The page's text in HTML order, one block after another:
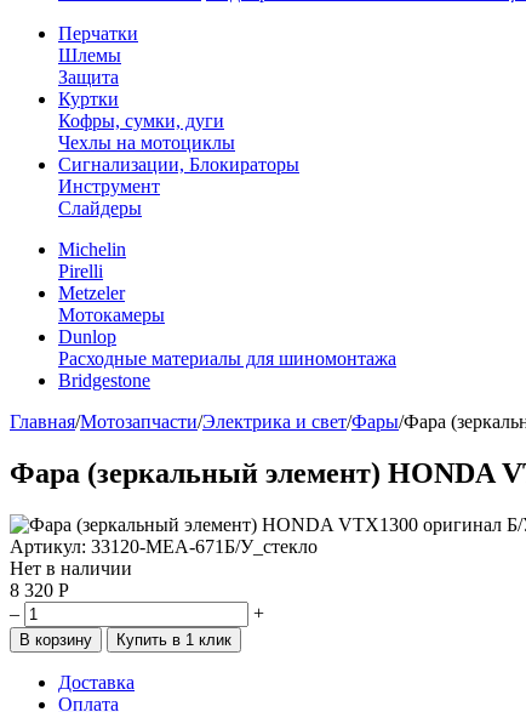
Перчатки
Шлемы
Защита
Куртки
Кофры, сумки, дуги
Чехлы на мотоциклы
Сигнализации, Блокираторы
Инструмент
Слайдеры
Michelin
Pirelli
Metzeler
Мотокамеры
Dunlop
Расходные материалы для шиномонтажа
Bridgestone
Главная/Мотозапчасти/Электрика и свет/Фары/Фара
Фара (зеркальный элемент) HONDA
Артикул: 33120-MEA-671Б/У_стекло
Нет в наличии
8 320 Р
–
+
Доставка
Оплата